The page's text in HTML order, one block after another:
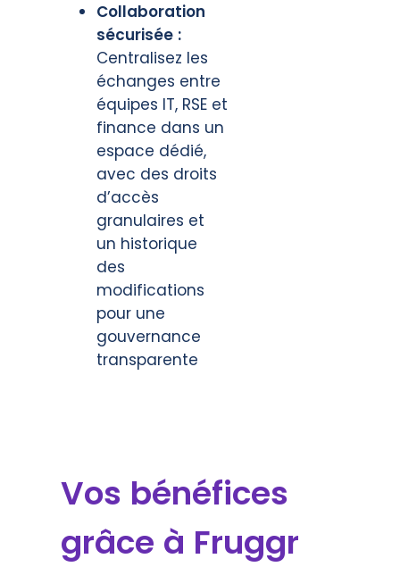
Collaboration
sécurisée :
Centralisez les
échanges entre
équipes IT, RSE et
finance dans un
espace dédié,
avec des droits
d’accès
granulaires et
un historique
des
modifications
pour une
gouvernance
transparente
Vos bénéfices
grâce à Fruggr